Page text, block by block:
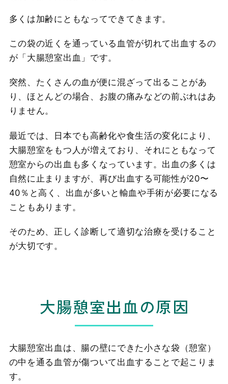
多くは加齢にともなってできてきます。
この袋の近くを通っている血管が切れて出血するの
が「大腸憩室出血」です。
突然、たくさんの血が便に混ざって出ることがあ
り、ほとんどの場合、お腹の痛みなどの前ぶれはあ
りません。
最近では、日本でも高齢化や食生活の変化により、
大腸憩室をもつ人が増えており、それにともなって
憩室からの出血も多くなっています。出血の多くは
自然に止まりますが、再び出血する可能性が20〜
40％と高く、出血が多いと輸血や手術が必要になる
こともあります。
そのため、正しく診断して適切な治療を受けること
が大切です。
大腸憩室出血の原因
大腸憩室出血は、腸の壁にできた小さな袋（憩室）
の中を通る血管が傷ついて出血することで起こりま
す。